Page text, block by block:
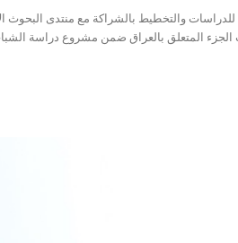
الجزء المتعلق بالعراق ضمن مشروع دراسة